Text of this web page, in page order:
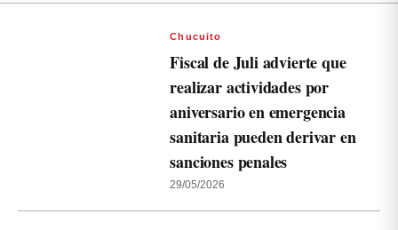
Chucuito
Fiscal de Juli advierte que
realizar actividades por
aniversario en emergencia
sanitaria pueden derivar en
sanciones penales
29/05/2026